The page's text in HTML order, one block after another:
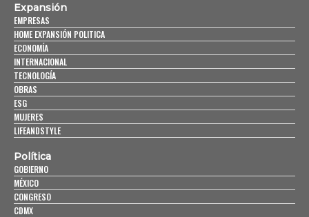
Expansión
EMPRESAS
HOME EXPANSIÓN POLITICA
ECONOMÍA
INTERNACIONAL
TECNOLOGÍA
OBRAS
ESG
MUJERES
LIFEANDSTYLE
Política
GOBIERNO
MÉXICO
CONGRESO
CDMX